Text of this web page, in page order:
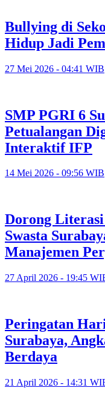
Bullying di
Hidup Jadi
27 Mei 2026 - 04:41 WIB
SMP PGRI 6
Petualangan
Interaktif IFP
14 Mei 2026 - 09:56 WIB
Dorong
Swasta
Manajemen
27 April 2026 - 19:45
Peringatan
Surabaya,
Berdaya
21 April 2026 - 14:31